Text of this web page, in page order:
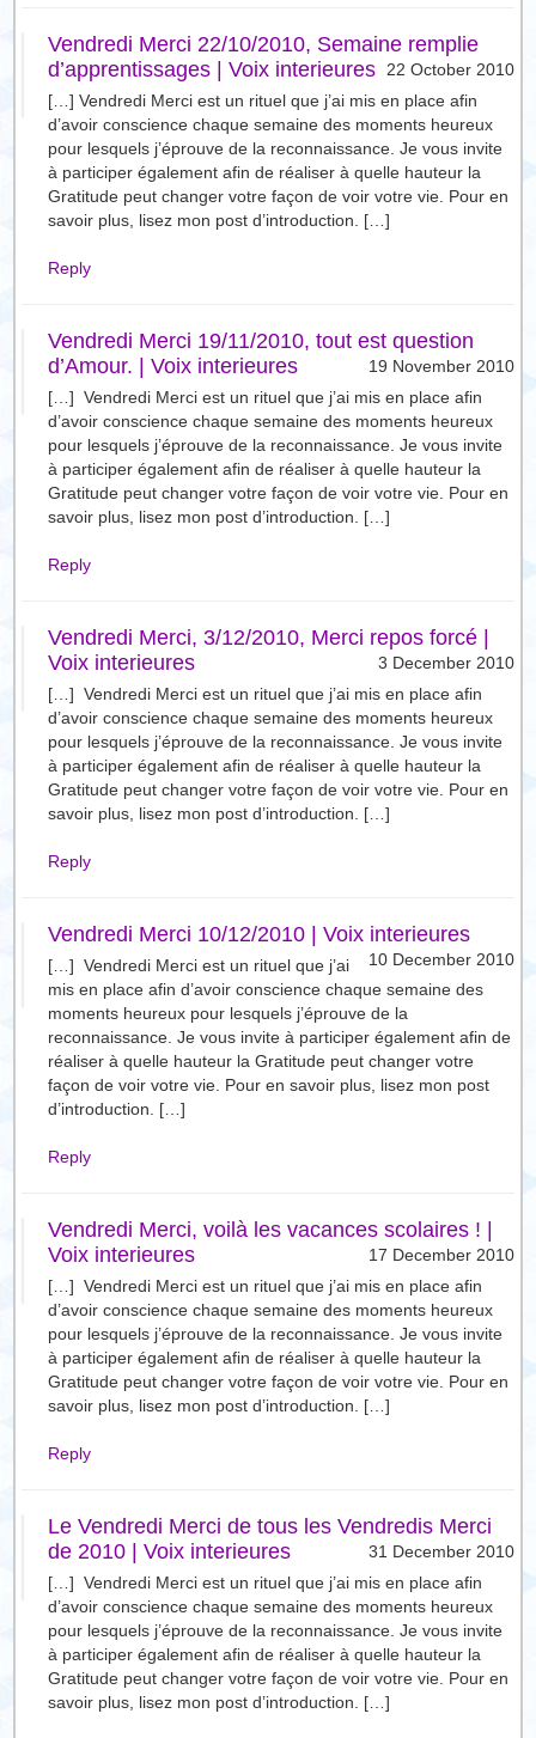
Vendredi Merci 22/10/2010, Semaine remplie
d’apprentissages | Voix interieures 22 October 2010
[…] Vendredi Merci est un rituel que j’ai mis en place afin
d’avoir conscience chaque semaine des moments heureux
pour lesquels j’éprouve de la reconnaissance. Je vous invite
à participer également afin de réaliser à quelle hauteur la
Gratitude peut changer votre façon de voir votre vie. Pour en
savoir plus, lisez mon post d’introduction. […]
Reply
Vendredi Merci 19/11/2010, tout est question
d’Amour. | Voix interieures
19 November 2010
[…] Vendredi Merci est un rituel que j’ai mis en place afin
d’avoir conscience chaque semaine des moments heureux
pour lesquels j’éprouve de la reconnaissance. Je vous invite
à participer également afin de réaliser à quelle hauteur la
Gratitude peut changer votre façon de voir votre vie. Pour en
savoir plus, lisez mon post d’introduction. […]
Reply
Vendredi Merci, 3/12/2010, Merci repos forcé |
Voix interieures
3 December 2010
[…] Vendredi Merci est un rituel que j’ai mis en place afin
d’avoir conscience chaque semaine des moments heureux
pour lesquels j’éprouve de la reconnaissance. Je vous invite
à participer également afin de réaliser à quelle hauteur la
Gratitude peut changer votre façon de voir votre vie. Pour en
savoir plus, lisez mon post d’introduction. […]
Reply
Vendredi Merci 10/12/2010 | Voix interieures
10 December 2010
[…] Vendredi Merci est un rituel que j’ai
mis en place afin d’avoir conscience chaque semaine des
moments heureux pour lesquels j’éprouve de la
reconnaissance. Je vous invite à participer également afin de
réaliser à quelle hauteur la Gratitude peut changer votre
façon de voir votre vie. Pour en savoir plus, lisez mon post
d’introduction. […]
Reply
Vendredi Merci, voilà les vacances scolaires ! |
Voix interieures
17 December 2010
[…] Vendredi Merci est un rituel que j’ai mis en place afin
d’avoir conscience chaque semaine des moments heureux
pour lesquels j’éprouve de la reconnaissance. Je vous invite
à participer également afin de réaliser à quelle hauteur la
Gratitude peut changer votre façon de voir votre vie. Pour en
savoir plus, lisez mon post d’introduction. […]
Reply
Le Vendredi Merci de tous les Vendredis Merci
de 2010 | Voix interieures
31 December 2010
[…] Vendredi Merci est un rituel que j’ai mis en place afin
d’avoir conscience chaque semaine des moments heureux
pour lesquels j’éprouve de la reconnaissance. Je vous invite
à participer également afin de réaliser à quelle hauteur la
Gratitude peut changer votre façon de voir votre vie. Pour en
savoir plus, lisez mon post d’introduction. […]